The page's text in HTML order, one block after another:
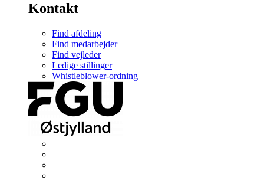
Kontakt
Find afdeling
Find medarbejder
Find vejleder
Ledige stillinger
Whistleblower-ordning